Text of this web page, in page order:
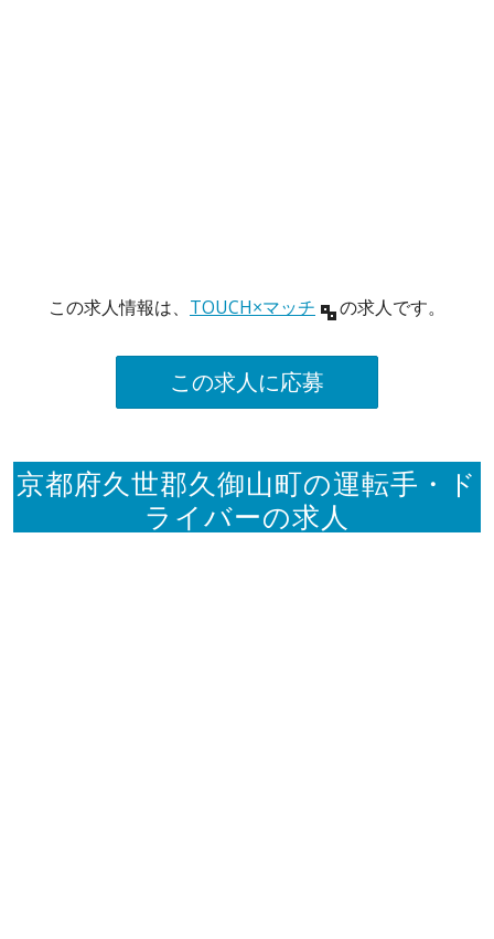
この求人情報は、 TOUCH×マッチ の求人です。
この求人に応募
京都府久世郡久御山町の運転手・ド
ライバーの求人